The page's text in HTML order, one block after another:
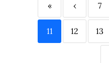
« ‹ 7
11 12 13